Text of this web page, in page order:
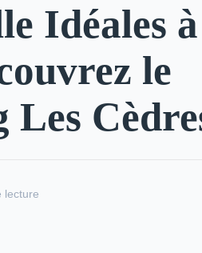
Idéales à
le
lecture